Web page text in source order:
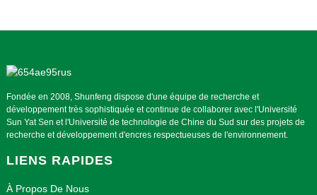
Fondée en 2008, Shunfeng dispose d'une équipe de recherche et
développement très sophistiquée et continue de collaborer avec l'Université
Sun Yat Sen et l'Université de technologie de Chine du Sud sur des projets de
recherche et développement d'encres respectueuses de l'environnement.
LIENS RAPIDES
À Propos De Nous